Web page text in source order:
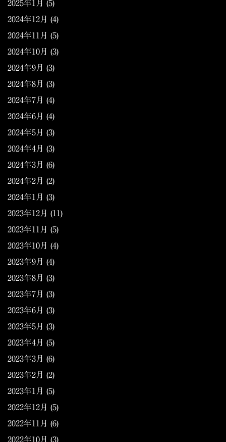
2025年1月 (5)
2024年12月 (4)
2024年11月 (5)
2024年10月 (3)
2024年9月 (3)
2024年8月 (3)
2024年7月 (4)
2024年6月 (4)
2024年5月 (3)
2024年4月 (3)
2024年3月 (6)
2024年2月 (2)
2024年1月 (3)
2023年12月 (11)
2023年11月 (5)
2023年10月 (4)
2023年9月 (4)
2023年8月 (3)
2023年7月 (3)
2023年6月 (3)
2023年5月 (3)
2023年4月 (5)
2023年3月 (6)
2023年2月 (2)
2023年1月 (5)
2022年12月 (5)
2022年11月 (6)
2022年10月 (3)